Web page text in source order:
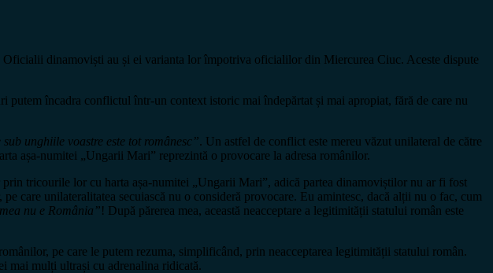
dinamoviști au și ei varianta lor împotriva oficialilor din Miercurea Ciuc. Aceste dispute
putem încadra conflictul într-un context istoric mai îndepărtat și mai apropiat, fără de care nu
sub unghiile voastre este tot românesc”. Un astfel de conflict este mereu văzut unilateral de către
așa-numitei „Ungarii Mari” reprezintă o provocare la adresa românilor.
tricourile lor cu harta așa-numitei „Ungarii Mari”, adică partea dinamoviștilor nu ar fi fost
care unilateralitatea secuiască nu o consideră provocare. Eu amintesc, dacă alții nu o fac, cum
nu e România”! După părerea mea, această neacceptare a legitimității statului român este
pe care le putem rezuma, simplificând, prin neacceptarea legitimității statului român.
mai mulți ultrași cu adrenalina ridicată.